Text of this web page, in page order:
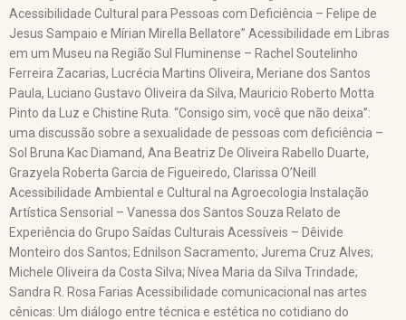
Acessibilidade Cultural para Pessoas com Deficiência – Felipe de
Jesus Sampaio e Mírian Mirella Bellatore” Acessibilidade em Libras
em um Museu na Região Sul Fluminense – Rachel Soutelinho
Ferreira Zacarias, Lucrécia Martins Oliveira, Meriane dos Santos
Paula, Luciano Gustavo Oliveira da Silva, Mauricio Roberto Motta
Pinto da Luz e Chistine Ruta. “Consigo sim, você que não deixa”:
uma discussão sobre a sexualidade de pessoas com deficiência –
Sol Bruna Kac Diamand, Ana Beatriz De Oliveira Rabello Duarte,
Grazyela Roberta Garcia de Figueiredo, Clarissa O’Neill
Acessibilidade Ambiental e Cultural na Agroecologia Instalação
Artística Sensorial – Vanessa dos Santos Souza Relato de
Experiência do Grupo Saídas Culturais Acessíveis – Dêivide
Monteiro dos Santos; Ednilson Sacramento; Jurema Cruz Alves;
Michele Oliveira da Costa Silva; Nívea Maria da Silva Trindade;
Sandra R. Rosa Farias Acessibilidade comunicacional nas artes
cênicas: Um diálogo entre técnica e estética no cotidiano do